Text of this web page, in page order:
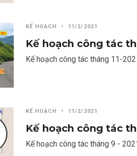
KẾ HOẠCH • 11/2/2021
Kế hoạch công tác
Kế hoạch công tác tháng 11-
KẾ HOẠCH • 11/2/2021
Kế hoạch công tác
Kế hoạch công tác tháng 9 -